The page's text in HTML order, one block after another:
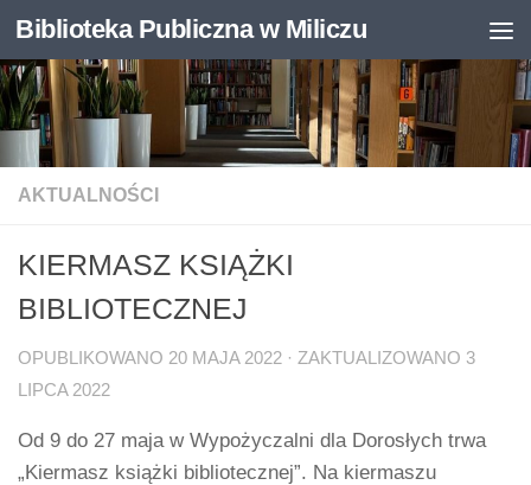
Otwórz pasek narzędzi
Skip to content
Biblioteka Publiczna w Miliczu
AKTUALNOŚCI
KIERMASZ KSIĄŻKI
BIBLIOTECZNEJ
OPUBLIKOWANO 20 MAJA 2022 · ZAKTUALIZOWANO 3
LIPCA 2022
Od 9 do 27 maja w Wypożyczalni dla Dorosłych trwa
„Kiermasz książki bibliotecznej”. Na kiermaszu